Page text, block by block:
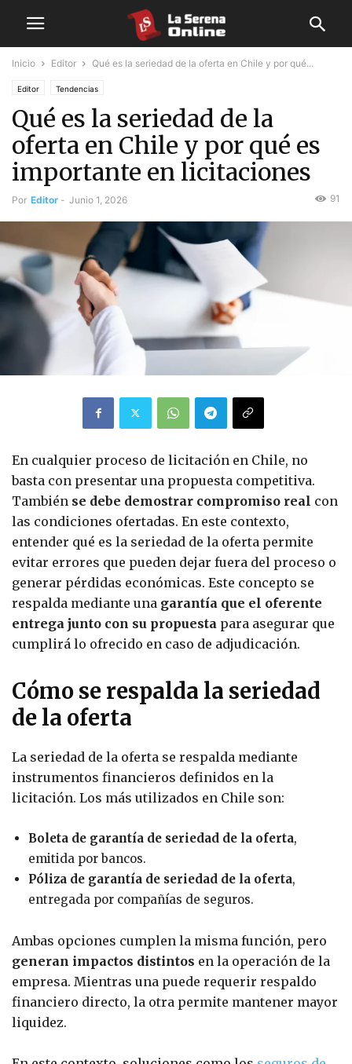
Inicio Editor Qué es la seriedad de la oferta en Chile y por qué...
Editor Tendencias
Qué es la seriedad de la
oferta en Chile y por qué es
importante en licitaciones
Por Editor - Junio 1, 2026 91
En cualquier proceso de licitación en Chile, no
basta con presentar una propuesta competitiva.
También se debe demostrar compromiso real con
las condiciones ofertadas. En este contexto,
entender qué es la seriedad de la oferta permite
evitar errores que pueden dejar fuera del proceso o
generar pérdidas económicas. Este concepto se
respalda mediante una garantía que el oferente
entrega junto con su propuesta para asegurar que
cumplirá lo ofrecido en caso de adjudicación.
Cómo se respalda la seriedad
de la oferta
La seriedad de la oferta se respalda mediante
instrumentos financieros definidos en la
licitación. Los más utilizados en Chile son:
Boleta de garantía de seriedad de la oferta,
emitida por bancos.
Póliza de garantía de seriedad de la oferta,
entregada por compañías de seguros.
Ambas opciones cumplen la misma función, pero
generan impactos distintos en la operación de la
empresa. Mientras una puede requerir respaldo
financiero directo, la otra permite mantener mayor
liquidez.